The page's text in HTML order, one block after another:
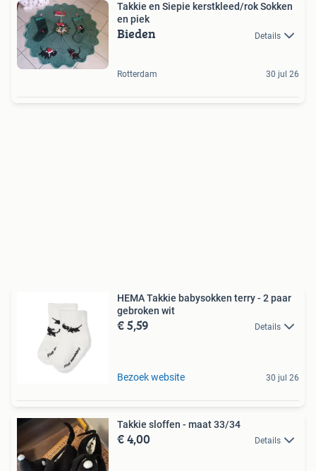
Takkie en Siepie kerstkleed/rok Sokken
en piek
Bieden Details
Rotterdam 30 jul 26
HEMA Takkie babysokken terry - 2 paar
gebroken wit
€ 5,59 Details
Bezoek website 30 jul 26
Takkie sloffen - maat 33/34
€ 4,00 Details